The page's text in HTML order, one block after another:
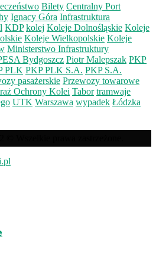
Bilety Centralny Port
Ignacy Góra Infrastruktura
KDP kolej Koleje Dolnośląskie Koleje
Koleje Wielkopolskie Koleje
Ministerstwo Infrastruktury
Bydgoszcz Piotr Malepszak PKP
PLK PKP PLK S.A. PKP S.A.
pasażerskie Przewozy towarowe
Ochrony Kolei Tabor tramwaje
UTK Warszawa wypadek Łódzka